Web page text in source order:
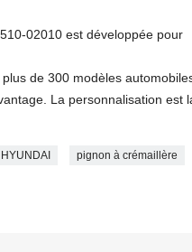
02010 est développée pour
de 300 modèles
La personnalisation est
pignon à crémaillère